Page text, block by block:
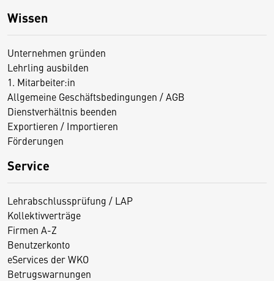
Wissen
Unternehmen gründen
Lehrling ausbilden
1. Mitarbeiter:in
Allgemeine Geschäftsbedingungen / AGB
Dienstverhältnis beenden
Exportieren / Importieren
Förderungen
Service
Lehrabschlussprüfung / LAP
Kollektivverträge
Firmen A-Z
Benutzerkonto
eServices der WKO
Betrugswarnungen